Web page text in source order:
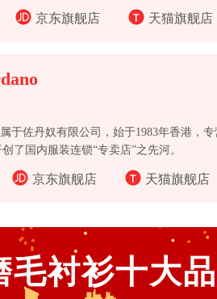
京东旗舰店 天猫旗舰店
于佐丹奴有限公司，始于1983年香港，
了国内服装连锁“专卖店”之先河。
京东旗舰店 天猫旗舰店
毛衬衫十大